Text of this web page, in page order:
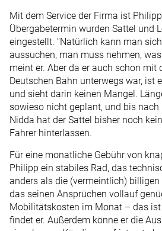
Mit dem Service der Firma ist
Übergabetermin wurden Sattel und
eingestellt. "Natürlich kann man
aussuchen, man muss nehmen,
meint er. Aber da er auch schon mit
Deutschen Bahn unterwegs war, ist
und sieht darin keinen Mangel.
sowieso nicht geplant, und bis nach
Nidda hat der Sattel bisher noch
Fahrer hinterlassen.
Für eine monatliche Gebühr von
Philipp ein stabiles Rad, das
anders als die (vermeintlich)
das seinen Ansprüchen vollauf
Mobilitätskosten im Monat – das
findet er. Außerdem könne er die